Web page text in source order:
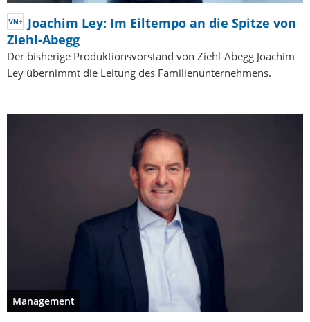
Joachim Ley: Im Eiltempo an die Spitze von
Ziehl-Abegg
Der bisherige Produktionsvorstand von Ziehl-Abegg Joachim
Ley übernimmt die Leitung des Familienunternehmens.
Management